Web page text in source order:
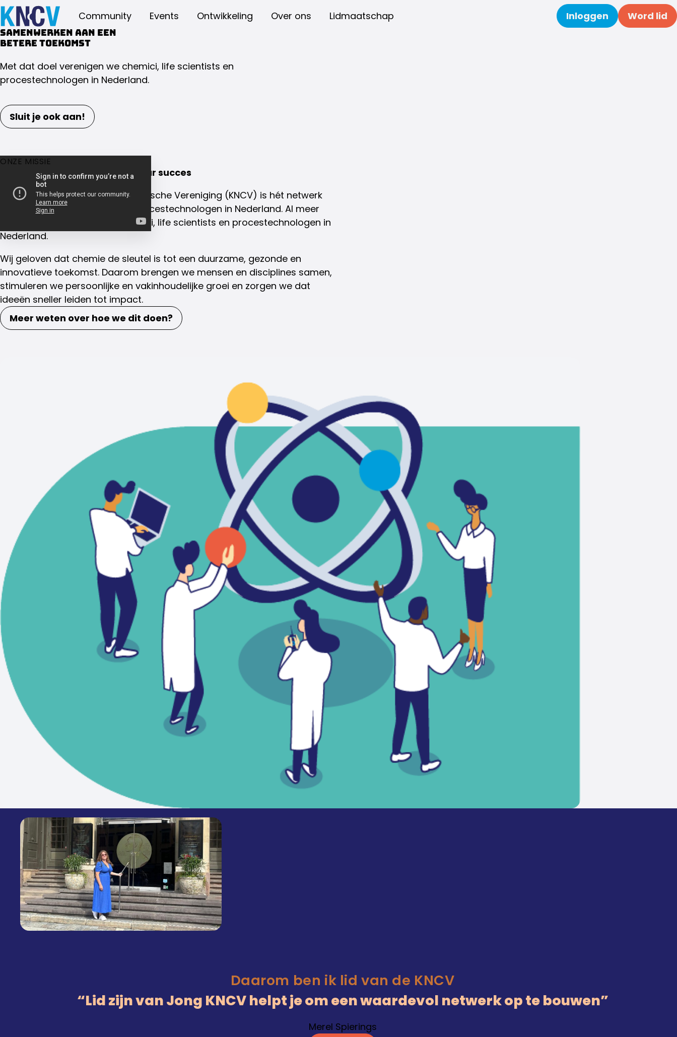
Community Events Ontwikkeling Over ons Lidmaatschap Zoeken Inloggen Word lid
Samenwerken aan een
betere toekomst
Met dat doel verenigen we chemici, life scientists en
procestechnologen in Nederland.
Sluit je ook aan!
ONZE MISSIE
Samenwerking is de sleutel naar succes
De Koninklijke Nederlandse Chemische Vereniging (KNCV) is hét netwerk
van chemici, life scientists en procestechnologen in Nederland. Al meer
dan 100 jaar verbinden wij chemici, life scientists en procestechnologen in
Nederland.
Wij geloven dat chemie de sleutel is tot een duurzame, gezonde en
innovatieve toekomst. Daarom brengen we mensen en disciplines samen,
stimuleren we persoonlijke en vakinhoudelijke groei en zorgen we dat
ideeën sneller leiden tot impact.
Meer weten over hoe we dit doen?
Daarom ben ik lid van de KNCV
Lid zijn van Jong KNCV helpt je om een waardevol netwerk op te bouwen
Merel Spierings